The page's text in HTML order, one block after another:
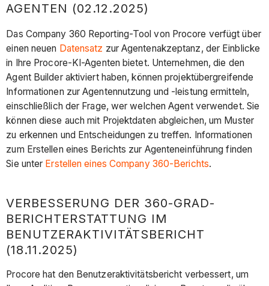
AGENTEN (02.12.2025)
Das Company 360 Reporting-Tool von Procore verfügt über
einen neuen Datensatz zur Agentenakzeptanz, der Einblicke
in Ihre Procore-KI-Agenten bietet. Unternehmen, die den
Agent Builder aktiviert haben, können projektübergreifende
Informationen zur Agentennutzung und -leistung ermitteln,
einschließlich der Frage, wer welchen Agent verwendet. Sie
können diese auch mit Projektdaten abgleichen, um Muster
zu erkennen und Entscheidungen zu treffen. Informationen
zum Erstellen eines Berichts zur Agenteneinführung finden
Sie unter Erstellen eines Company 360-Berichts.
VERBESSERUNG DER 360-GRAD-
BERICHTERSTATTUNG IM
BENUTZERAKTIVITÄTSBERICHT
(18.11.2025)
Procore hat den Benutzeraktivitätsbericht verbessert, um